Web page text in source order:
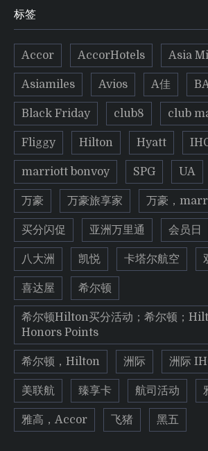
标签
Accor AccorHotels Asia
Asiamiles Avios A佳
Black Friday club8 club
Fliggy Hilton Hyatt
marriott bonvoy SPG UA
万豪 万豪旅享家 万豪，
买分闪促 亚洲万里通 会员日
八大洲 凯悦 卡塔尔航空
喜达屋 希尔顿
希尔顿Hilton买分活动；希尔顿；
Honors Points
希尔顿，Hilton 洲际 洲际
美联航 臻享卡 航司活动
雅高，Accor 飞猪 黑五